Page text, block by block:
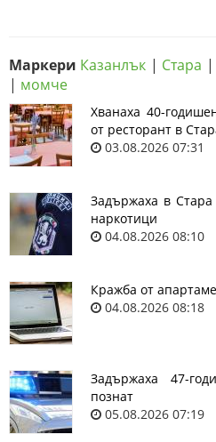
Маркери Казанлък | Стара
| момче
Хванаха 40-
от ресторант в
03.08.2026 07:31
Задържаха в
наркотици
04.08.2026 08:10
Кражба от
04.08.2026 08:18
Задържаха 47-
познат
05.08.2026 07:19